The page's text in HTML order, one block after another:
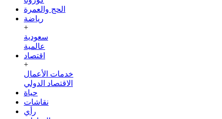
الحج والعمرة
رياضة
+
سعودية
عالمية
اقتصاد
+
خدمات الأعمال
الاقتصاد الدولي
حياة
نقاشات
رأي